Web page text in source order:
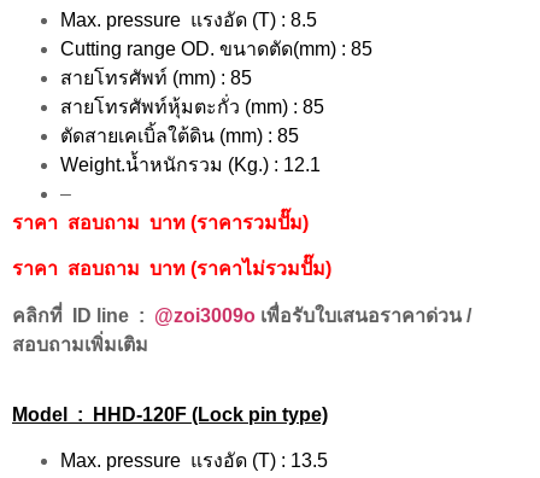
Max. pressure แรงอัด (T) : 8.5
Cutting range OD. ขนาดตัด(mm) : 85
สายโทรศัพท์ (mm) : 85
สายโทรศัพท์หุ้มตะกั่ว (mm) : 85
ตัดสายเคเบิ้ลใต้ดิน (mm) : 85
Weight.น้ำหนักรวม (Kg.) : 12.1
–
ราคา สอบถาม บาท (ราคารวมปั๊ม)
ราคา สอบถาม บาท (ราคาไม่รวมปั๊ม)
คลิกที่ ID line : @zoi3009o เพื่อรับใบเสนอราคาด่วน /
สอบถามเพิ่มเติม
Model : HHD-120F (Lock pin type)
Max. pressure แรงอัด (T) : 13.5